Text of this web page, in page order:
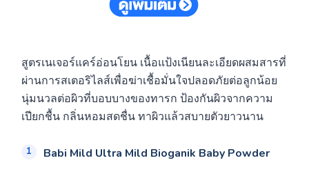
สูตรเนเจอร์แคร์อ่อนโยน เนื้อแป้งเนียนละเอียดผสมสารที่
ผ่านการสเตอริไลส์เพื่อฆ่าเชื้อมั่นใจปลอดภัยต่อลูกน้อย
นุ่มนวลต่อผิวที่บอบบางของทารก ป้องกันผิวจากความ
เปียกชื้น กลิ่นหอมสดชื่น ทาผิวแล้วสบายตัวยาวนาน
Babi Mild Ultra Mild Bioganik Baby Powder